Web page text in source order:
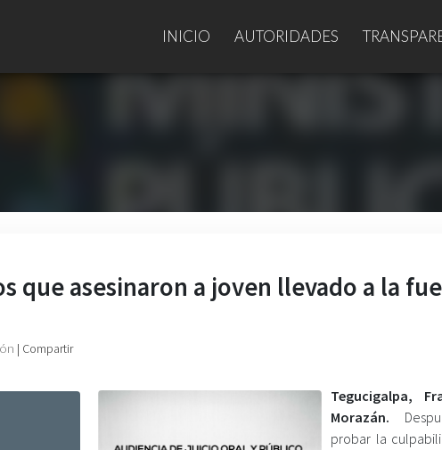
INICIO AUTORIDADES
que asesinaron a joven llevado a la
| Compartir
Tegucigalpa,
Morazán.
probar la